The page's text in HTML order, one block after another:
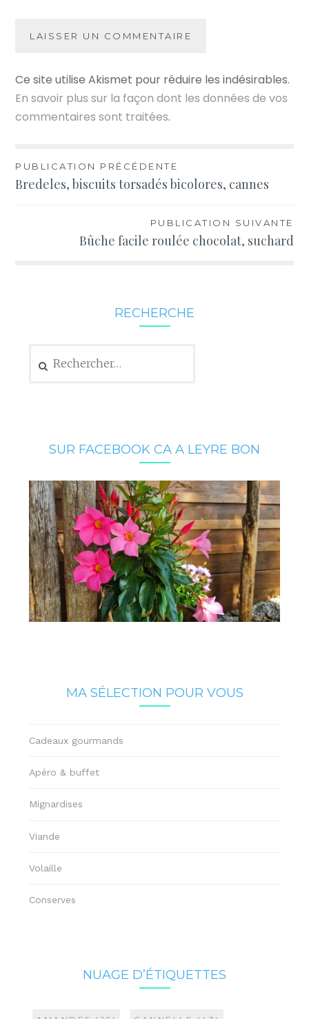
Ce site utilise Akismet pour réduire les indésirables.
En savoir plus sur la façon dont les données de vos
commentaires sont traitées.
Navigation
de
PUBLICATION PRÉCÉDENTE
Bredeles, biscuits torsadés bicolores, cannes
PUBLICATION SUIVANTE
Bûche facile roulée chocolat, suchard
RECHERCHE
SUR FACEBOOK CA A LEYRE BON
MA SÉLECTION POUR VOUS
Cadeaux gourmands
Apéro & buffet
Mignardises
Viande
Volaille
Conserves
NUAGE D’ÉTIQUETTES